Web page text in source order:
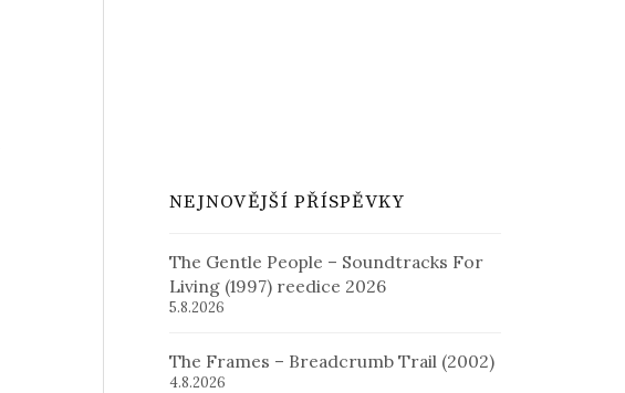
NEJNOVĚJŠÍ PŘÍSPĚVKY
The Gentle People – Soundtracks For
Living (1997) reedice 2026
5.8.2026
The Frames – Breadcrumb Trail (2002)
4.8.2026